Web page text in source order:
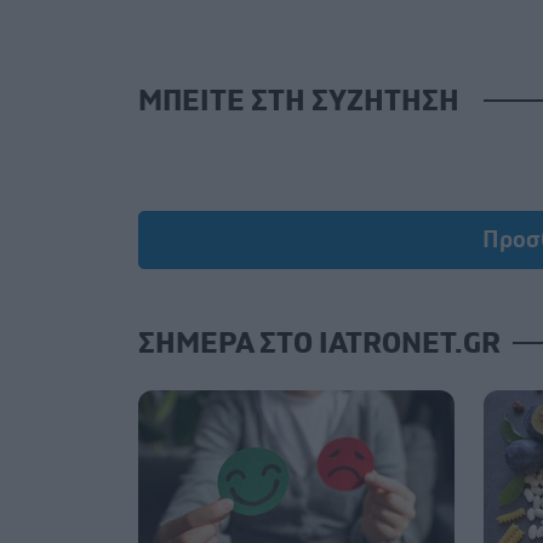
ΜΠΕΙΤΕ ΣΤΗ ΣΥΖΗΤΗΣΗ
ΣΗΜΕΡΑ ΣΤΟ IATRONET.GR